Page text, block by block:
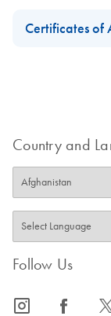
Certificates of
Country and
Follow Us
icon_0065_instagram-s icon_0064_facebook-s